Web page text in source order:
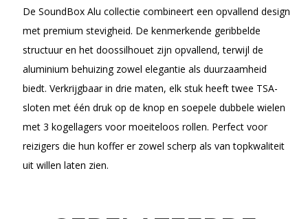
De SoundBox Alu collectie combineert een opvallend design
met premium stevigheid. De kenmerkende geribbelde
structuur en het doossilhouet zijn opvallend, terwijl de
aluminium behuizing zowel elegantie als duurzaamheid
biedt. Verkrijgbaar in drie maten, elk stuk heeft twee TSA-
sloten met één druk op de knop en soepele dubbele wielen
met 3 kogellagers voor moeiteloos rollen. Perfect voor
reizigers die hun koffer er zowel scherp als van topkwaliteit
uit willen laten zien.